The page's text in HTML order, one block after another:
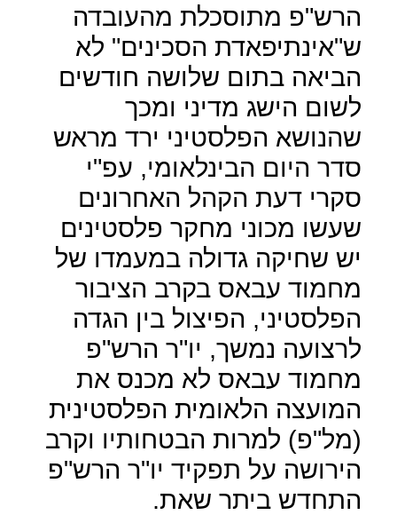
הרש"פ מתוסכלת מהעובדה
ש"אינתיפאדת הסכינים" לא
הביאה בתום שלושה חודשים
לשום הישג מדיני ומכך
שהנושא הפלסטיני ירד מראש
סדר היום הבינלאומי, עפ"י
סקרי דעת הקהל האחרונים
שעשו מכוני מחקר פלסטינים
יש שחיקה גדולה במעמדו של
מחמוד עבאס בקרב הציבור
הפלסטיני, הפיצול בין הגדה
לרצועה נמשך, יו"ר הרש"פ
מחמוד עבאס לא מכנס את
המועצה הלאומית הפלסטינית
(מל"פ) למרות הבטחותיו וקרב
הירושה על תפקיד יו"ר הרש"פ
התחדש ביתר שאת.